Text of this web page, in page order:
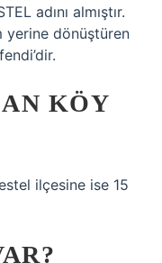
adını almıştır.
yerine dönüştüren
KÖY
ilçesine ise 15